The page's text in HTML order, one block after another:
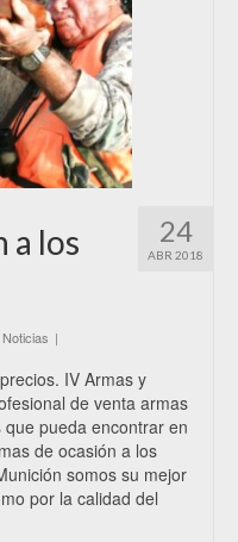
24
ABR 2018
a los
Noticias |
IV Armas y
de venta armas
pueda encontrar en
de ocasión a los
somos su mejor
por la calidad del